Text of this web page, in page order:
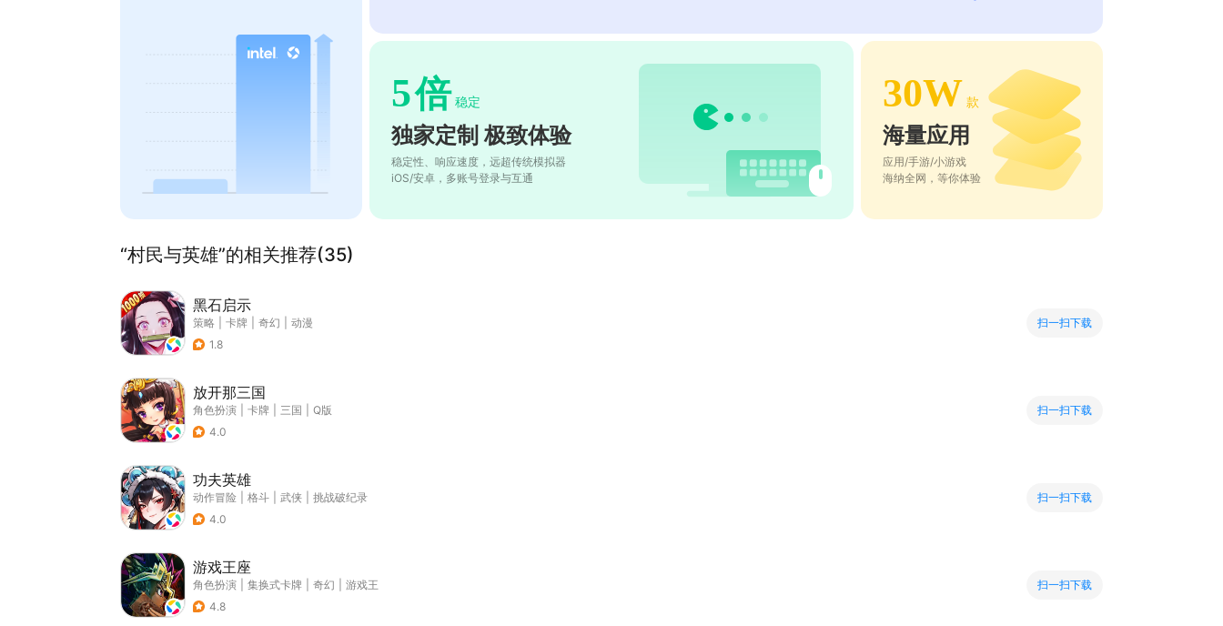
5倍 稳定
独家定制 极致体验
稳定性、响应速度，远超传统模拟器
iOS/安卓，多账号登录与互通
30W 款
海量应用
应用/手游/小游戏
海纳全网，等你体验
“村民与英雄”的相关推荐(35)
黑石启示
策略 卡牌 奇幻
动漫
1.8
扫一扫下载
放开那三国
角色扮演 卡牌 三国
Q版
4.0
扫一扫下载
功夫英雄
动作冒险 格斗 武侠
挑战破纪录
4.0
扫一扫下载
游戏王座
角色扮演 集换式卡牌 奇幻
游戏王
4.8
扫一扫下载